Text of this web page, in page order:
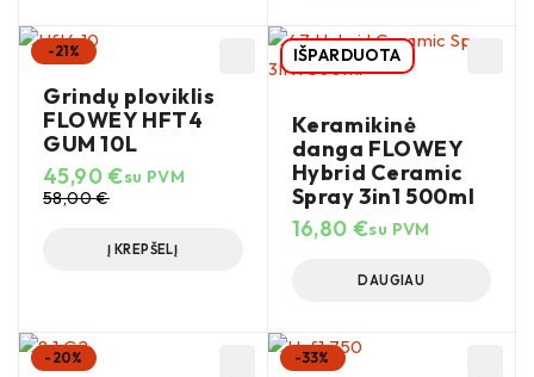
-21%
Grindų ploviklis
FLOWEY HFT4
GUM 10L
58,00€
45,90€su PVM
Į KREPŠELĮ
IŠPARDUOTA
Keramikinė
danga FLOWEY
Hybrid Ceramic
Spray 3in1 500ml
16,80 €su PVM
DAUGIAU
-20% -33%